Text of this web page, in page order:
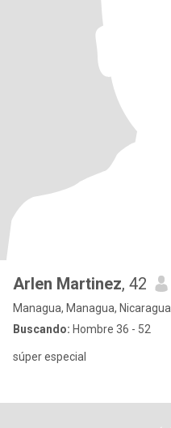
Arlen Martinez, 42
Managua, Managua, Nicaragua
Buscando: Hombre 36 - 52
súper especial